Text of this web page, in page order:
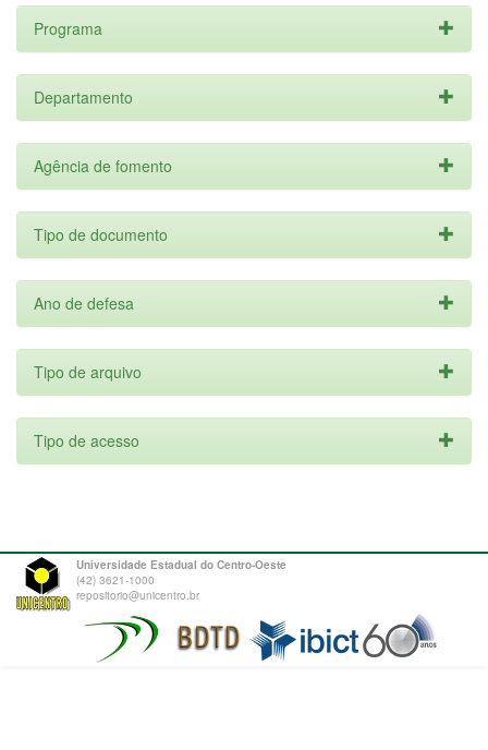
Programa
Departamento
Agência de fomento
Tipo de documento
Ano de defesa
Tipo de arquivo
Tipo de acesso
Universidade Estadual do Centro-Oeste
(42) 3621-1000
repositorio@unicentro.br